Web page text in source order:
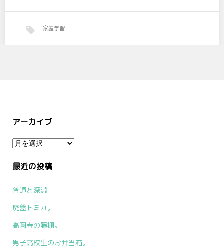
家庭学習
アーカイブ
ア
カ
ブ
最近の投稿
普通と深淵
廃盤トミカ。
高圓寺の藤棚。
男子高校生のお弁当箱。